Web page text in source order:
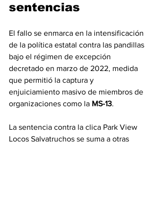
sentencias
El fallo se enmarca en la intensificación
de la política estatal contra las pandillas
bajo el régimen de excepción
decretado en marzo de 2022, medida
que permitió la captura y
enjuiciamiento masivo de miembros de
organizaciones como la MS-13.
La sentencia contra la clica Park View
Locos Salvatruchos se suma a otras